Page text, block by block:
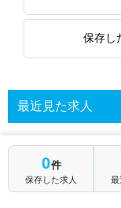
保存し
最近見た求人
あなた
0件
保存した求人 最